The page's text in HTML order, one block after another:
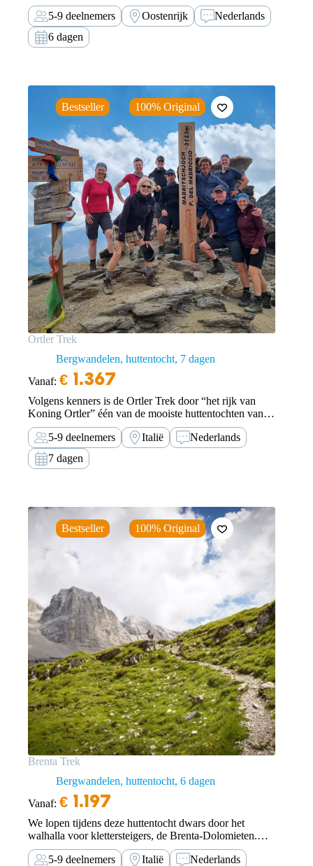
huttentochters.
5-9 deelnemers
Oostenrijk
Nederlands
6 dagen
Bestseller 100% Original
Ortler Trek
Bergwandelen, huttentocht 7 dagen
Vanaf: € 1.367
Volgens kenners is de Ortler Trek door “het rijk van
Koning Ortler” één van de mooiste huttentochten van
de Alpen. Ervaar dit prachtige gebied en wandel met
TOE vanuit het Ultental naar de Ortler.
5-9 deelnemers Italië
Nederlands
7 dagen
Bestseller 100% Original
Brenta Trek
Bergwandelen, huttentocht 6 dagen
Vanaf: € 1.197
We lopen tijdens deze huttentocht dwars door het
walhalla voor klettersteigers, de Brenta-Dolomieten.
Ervaar dit magnifieke gebied zonder te klettersteigen.
5-9 deelnemers
Italië
Nederlands